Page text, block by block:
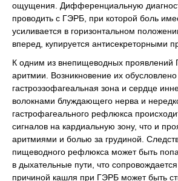
ощущения. Дифференциальную
проводить с ГЭРБ, при которой боль
усиливается в горизонтальном
вперед, купируется антисекреторными
К одним из внепищеводных проявлений
аритмии. Возникновение их
гастроэзофагеальная зона и сердце
волокнами блуждающего нерва и
гастрофагеального рефлюкса
сигналов на кардиальную зону, что и
аритмиями и болью за грудиной.
пищеводного рефлюкса может быть
в дыхательные пути, что
причиной кашля при ГЭРБ может быть